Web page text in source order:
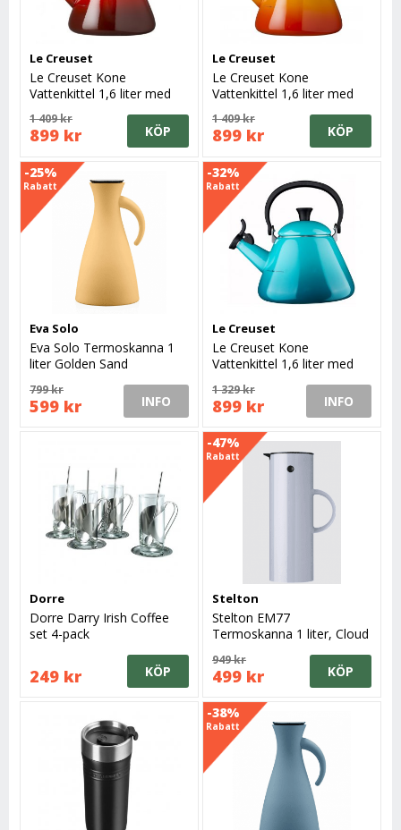
Le Creuset
Le Creuset Kone
Vattenkittel 1,6 liter med
vissla, Cerise
1 409 kr
899 kr KÖP
Le Creuset
Le Creuset Kone
Vattenkittel 1,6 liter med
vissla, Volcanic
1 409 kr
899 kr KÖP
-25%
Rabatt
Eva Solo
Eva Solo Termoskanna 1
liter Golden Sand
799 kr
599 kr INFO
-32%
Rabatt
Le Creuset
Le Creuset Kone
Vattenkittel 1,6 liter med
1 329 kr
899 kr INFO
Dorre
Dorre Darry Irish Coffee
set 4-pack
249 kr KÖP
-47%
Rabatt
Stelton
Stelton EM77
Termoskanna 1 liter, Cloud
949 kr
499 kr KÖP
-38%
Rabatt